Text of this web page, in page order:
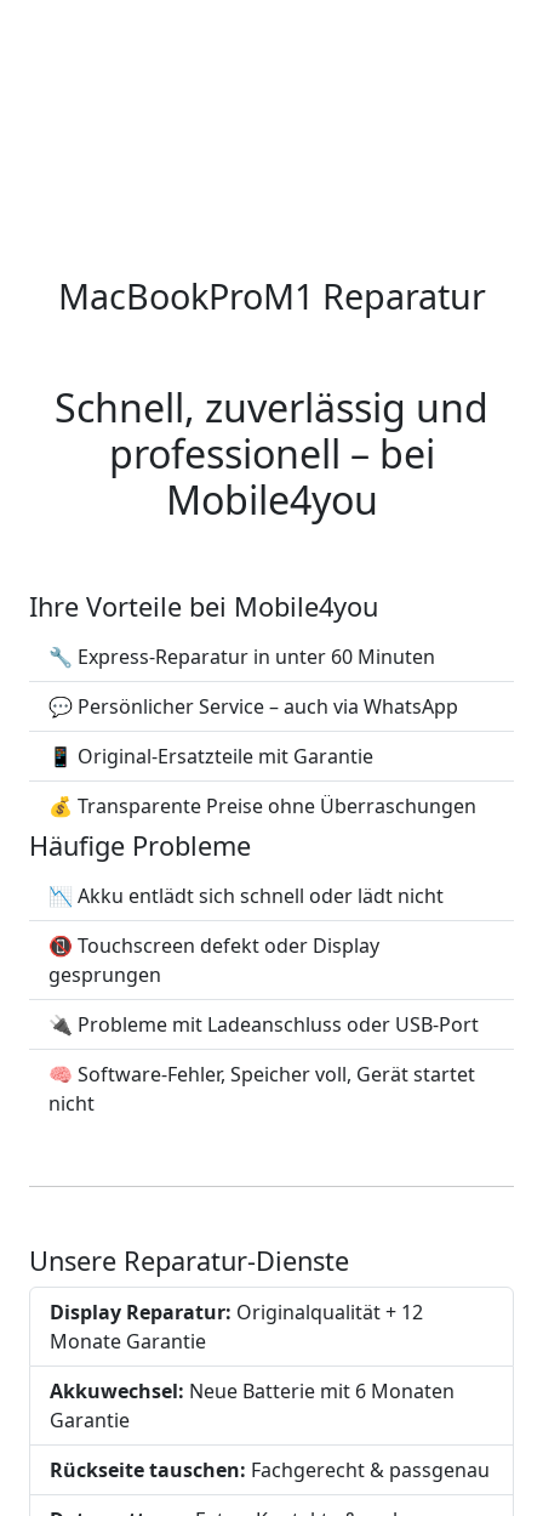
MacBookProM1 Reparatur
Schnell, zuverlässig und
professionell – bei
Mobile4you
Ihre Vorteile bei Mobile4you
🔧 Express-Reparatur in unter 60 Minuten
💬 Persönlicher Service – auch via WhatsApp
📱 Original-Ersatzteile mit Garantie
💰 Transparente Preise ohne Überraschungen
Häufige Probleme
📉 Akku entlädt sich schnell oder lädt nicht
📵 Touchscreen defekt oder Display
gesprungen
🔌 Probleme mit Ladeanschluss oder USB-Port
🧠 Software-Fehler, Speicher voll, Gerät startet
nicht
Unsere Reparatur-Dienste
Display Reparatur: Originalqualität + 12
Monate Garantie
Akkuwechsel: Neue Batterie mit 6 Monaten
Garantie
Rückseite tauschen: Fachgerecht & passgenau